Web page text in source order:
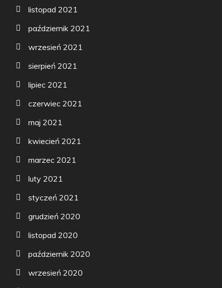
listopad 2021
październik 2021
wrzesień 2021
sierpień 2021
lipiec 2021
czerwiec 2021
maj 2021
kwiecień 2021
marzec 2021
luty 2021
styczeń 2021
grudzień 2020
listopad 2020
październik 2020
wrzesień 2020